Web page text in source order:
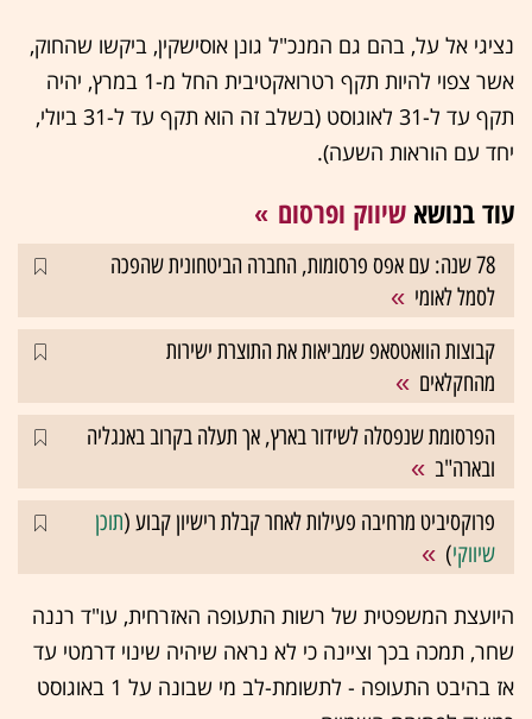
נציגי אל על, בהם גם המנכ"ל גונן אוסישקין, ביקשו שהחוק,
אשר צפוי להיות תקף רטרואקטיבית החל מ-1 במרץ, יהיה
תקף עד ל-31 לאוגוסט (בשלב זה הוא תקף עד ל-31 ביולי,
יחד עם הוראות השעה).
עוד בנושא שיווק ופרסום
78 שנה: עם אפס פרסומות, החברה הביטחונית שהפכה
לסמל לאומי
קבוצות הוואטסאפ שמביאות את התוצרת ישירות
מהחקלאים
הפרסומת שנפסלה לשידור בארץ, אך תעלה בקרוב באנגליה
ובארה"ב
פרוקסיביט מרחיבה פעילות לאחר קבלת רישיון קבוע (תוכן
שיווקי)
היועצת המשפטית של רשות התעופה האזרחית, עו"ד רננה
שחר, תמכה בכך וציינה כי לא נראה שיהיה שינוי דרמטי עד
אז בהיבט התעופה - לתשומת-לב מי שבונה על 1 באוגוסט